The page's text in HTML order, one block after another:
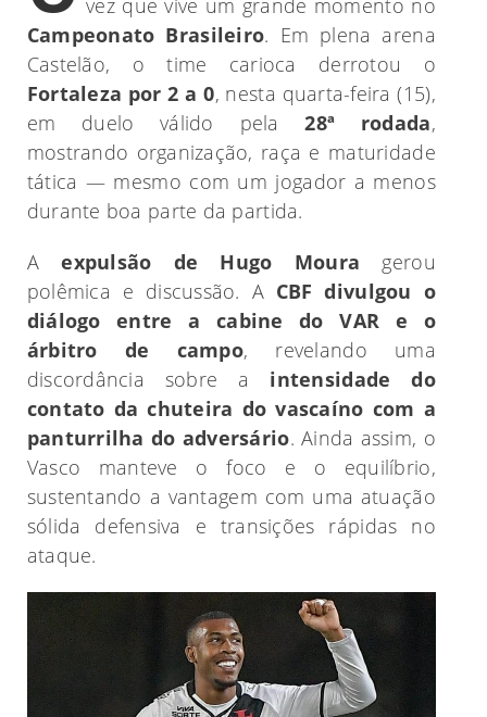
vez que vive um grande momento no
Campeonato Brasileiro. Em plena arena
Castelão, o time carioca derrotou o
Fortaleza por 2 a 0, nesta quarta-feira (15),
em duelo válido pela28ª rodada,
mostrando organização, raça e maturidade
tática — mesmo com um jogador a menos
durante boa parte da partida.
Aexpulsão de Hugo Moura gerou
polêmica e discussão. A CBF divulgou o
diálogo entre a cabine do VAR e o
árbitro de campo, revelando uma
discordância sobre a intensidade do
contato da chuteira do vascaíno com a
panturrilha do adversário. Ainda assim, o
Vasco manteve o foco e o equilíbrio,
sustentando a vantagem com uma atuação
sólida defensiva e transições rápidas no
ataque.